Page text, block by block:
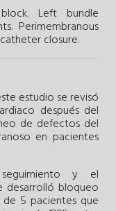
Left bundle
Perimembranous
closure.
estudio se revisó
después del
de defectos del
en pacientes
y el
bloqueo
5 pacientes que